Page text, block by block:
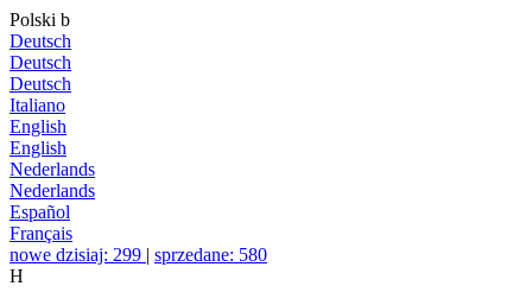
Polski b
Deutsch
Deutsch
Deutsch
Italiano
English
English
Nederlands
Nederlands
Español
Français
nowe dzisiaj: 299 | sprzedane: 580
H